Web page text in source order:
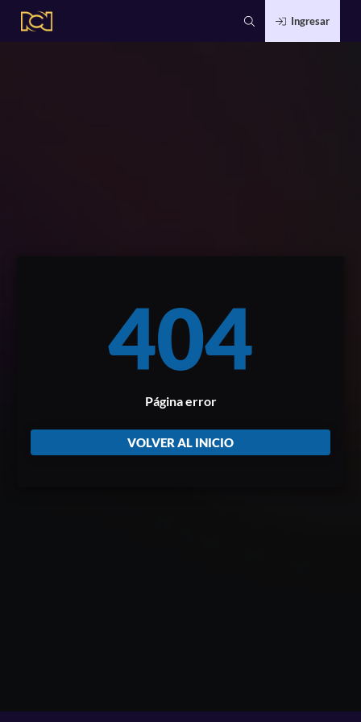
Ingresar
404
Página error
VOLVER AL INICIO